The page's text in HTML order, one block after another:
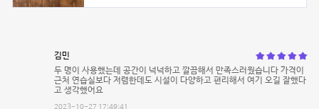
김민
두 명이 사용했는데 공간이 넉넉하고 깔끔해서 만족스러웠습니다 가격이
근처 연습실보다 저렴한데도 시설이 다양하고 편리해서 여기 오길 잘했다
고 생각했어요
2023-10-27 17:49:41